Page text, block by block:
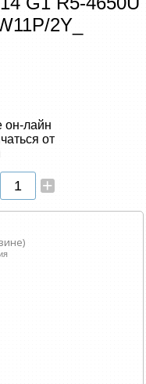
2Y_
он-лайн
от
+